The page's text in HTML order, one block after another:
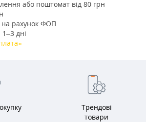
або поштомат від 80 грн
на рахунок ФОП
дні
Трендові
товари